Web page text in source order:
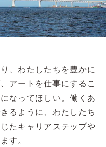
、わたしたちを豊かに
アートを仕事にするこ
なってほしい。働くあ
るように、わたしたち
たキャリアステップや
す。